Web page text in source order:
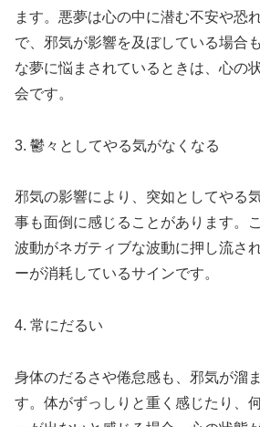
ます。悪夢は心の中に潜む不安や恐
で、邪気が影響を及ぼしている場合
な夢に悩まされているときは、心の
会です。
3. 鬱々としてやる気がなくなる
邪気の影響により、突如としてやる
事も面倒に感じることがあります。
波動がネガティブな波動に押し流さ
ーが消耗しているサインです。
4. 常にだるい
身体のだるさや倦怠感も、邪気が溜
す。体がずっしりと重く感じたり、